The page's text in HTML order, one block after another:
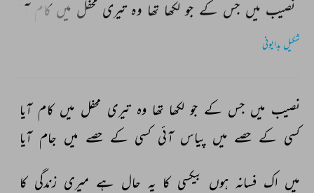
نصیب میں جس کے جو لکھا تھا وہ تیری محفل میں کام آیا
شکیل بدایونی
نصیب میں جس کے جو لکھا تھا وہ تیری محفل میں کام آیا
کسی کے حصے میں پیاس آئی کسی کے حصے میں جام آیا
میں اک فسانہ ہوں بیکسی کا یہ حال ہے میری زندگی کا